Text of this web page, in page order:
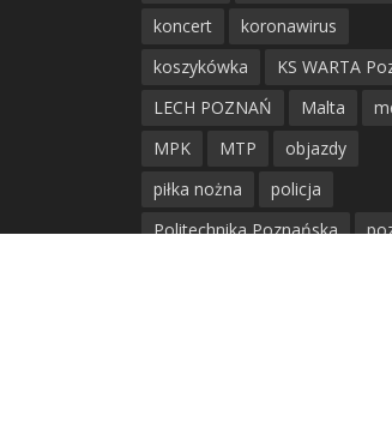
koncert
koronawirus
koszykówka
KS WARTA
LECH POZNAŃ
Malta
MPK
MTP
objazdy
piłka nożna
policja
Politechnika Poznańska